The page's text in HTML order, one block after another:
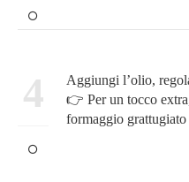
4
Aggiungi l’olio,
👉 Per un tocco
formaggio grattugiato